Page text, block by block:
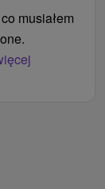
musiałem